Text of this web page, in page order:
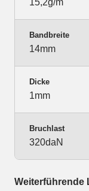
15,2g/m
Bandbreite
14mm
Dicke
1mm
Bruchlast
320daN
Weiterführende